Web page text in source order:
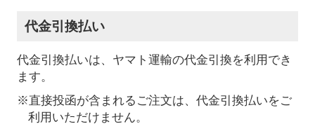
代金引換払い
代金引換払いは、ヤマト運輸の代金引換を利用でき
ます。
※直接投函が含まれるご注文は、代金引換払いをご
利用いただけません。